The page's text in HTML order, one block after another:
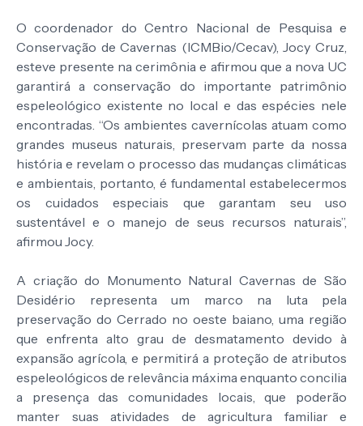
O coordenador do Centro Nacional de Pesquisa e
Conservação de Cavernas (ICMBio/Cecav), Jocy Cruz,
esteve presente na cerimônia e afirmou que a nova UC
garantirá a conservação do importante patrimônio
espeleológico existente no local e das espécies nele
encontradas. “Os ambientes cavernícolas atuam como
grandes museus naturais, preservam parte da nossa
história e revelam o processo das mudanças climáticas
e ambientais, portanto, é fundamental estabelecermos
os cuidados especiais que garantam seu uso
sustentável e o manejo de seus recursos naturais”,
afirmou Jocy.
A criação do Monumento Natural Cavernas de São
Desidério representa um marco na luta pela
preservação do Cerrado no oeste baiano, uma região
que enfrenta alto grau de desmatamento devido à
expansão agrícola, e permitirá a proteção de atributos
espeleológicos de relevância máxima enquanto concilia
a presença das comunidades locais, que poderão
manter suas atividades de agricultura familiar e